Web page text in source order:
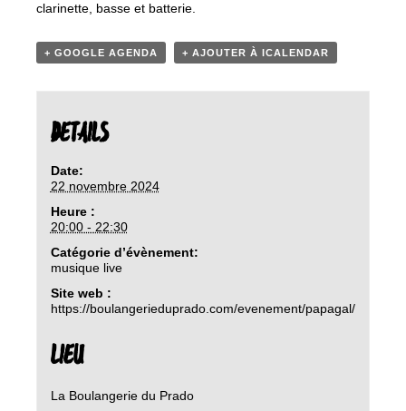
clarinette, basse et batterie.
+ GOOGLE AGENDA + AJOUTER À ICALENDAR
DETAILS
Date:
22 novembre 2024
Heure :
20:00 - 22:30
Catégorie d’évènement:
musique live
Site web :
https://boulangerieduprado.com/evenement/papagal/
LIEU
La Boulangerie du Prado